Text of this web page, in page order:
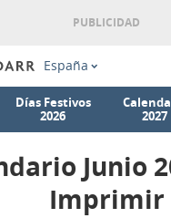
España
Días Festivos
2026
2027
Junio
Imprimir